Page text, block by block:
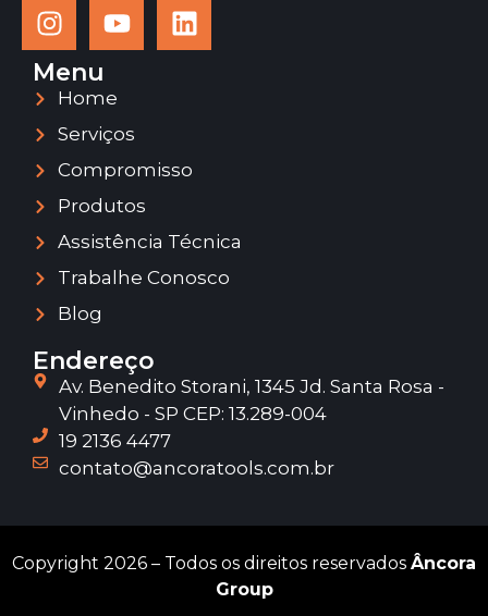
Menu
Home
Serviços
Compromisso
Produtos
Assistência Técnica
Trabalhe Conosco
Blog
Endereço
Av. Benedito Storani, 1345 Jd. Santa Rosa -
Vinhedo - SP CEP: 13.289-004
19 2136 4477
contato@ancoratools.com.br
Copyright 2026 – Todos os direitos reservados Âncora
Group